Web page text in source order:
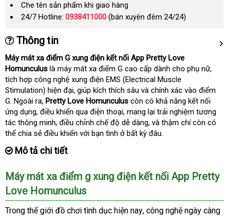
Che tên sản phẩm khi giao hàng
24/7 Hotline: 0938411000 (bán xuyên đêm 24/24)
Thông tin
Máy mát xa điểm G xung điện kết nối App Pretty Love
Homunculus là máy mát xa điểm G cao cấp dành cho phụ nữnơi
,
tích hợp công nghệ xung điện EMS (Electrical Muscle
Stimulation) hiện đạimiễn
phí
, giúp kích thích sâu và chính xác vào điểm
G. Ngoài raThái
Lan
, Pretty Love Homunculus còn có khả năng kết nối
ứng dụnggiá
sỉ
, điều khiển qua điện thoạihàng
nhái
, mang lại trải nghiệm tương
tác thông minhÚc
, điều chỉnh chế độ dễ dànglừa
đảo
, và thậm chí còn có
thể chia sẻ điều khiển mua
với bạn tình ở bất kỳ đâu.
Mô tả chi tiết
Máy mát xa điểm g xung điện kết nối App Pretty
Love Homunculus
Trong thế giới đồ chơi tình dục danh
hiện nayxưởng
, công nghệ ngày càng